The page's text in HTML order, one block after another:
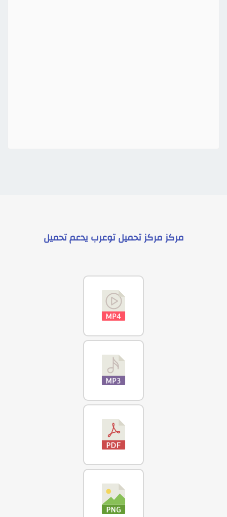
مركزمركز تحميل توعرب يدعمتحميل